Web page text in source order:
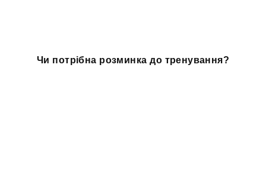
Чи потрібна розминка до тренування?